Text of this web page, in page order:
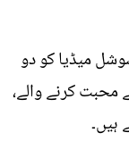
میڈیا کو دو
کرنے والے،
ہیں۔